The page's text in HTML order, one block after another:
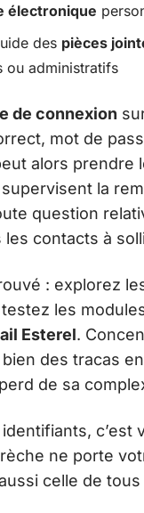
électronique
des pièces
ou administratifs
de connexion
mot de
alors prendre
supervisent la
question
contacts à
: explorez
les
Esterel.
des tracas
de sa
c’est
ne porte
celle de